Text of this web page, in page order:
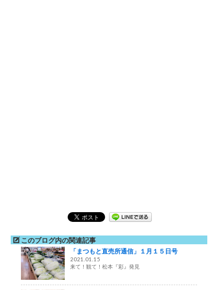
このブログ内の関連記事
「まつもと直売所通信」１月１５日号
2021.01.15
来て！観て！松本『彩』発見